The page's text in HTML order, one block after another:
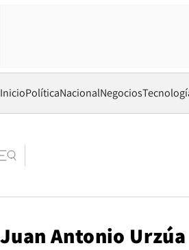
InicioPolíticaNacionalNegocios
Juan Antonio Urzúa